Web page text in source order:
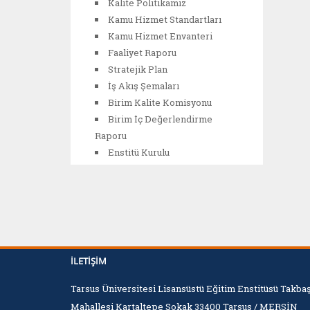
Kalite Politikamız
Kamu Hizmet Standartları
Kamu Hizmet Envanteri
Faaliyet Raporu
Stratejik Plan
İş Akış Şemaları
Birim Kalite Komisyonu
Birim İç Değerlendirme
Raporu
Enstitü Kurulu
İLETIŞIM
Tarsus Üniversitesi Lisansüstü Eğitim Enstitüsü
Mahallesi Kartaltepe Sokak 33400 Tarsus / MERSİN